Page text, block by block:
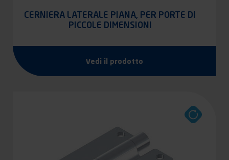
CERNIERA LATERALE PIANA, PER PORTE DI
PICCOLE DIMENSIONI
Vedi il prodotto